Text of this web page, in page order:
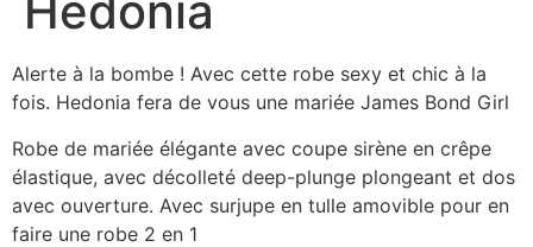
Alerte à la bombe ! Avec cette robe sexy et chic à la
fois. Hedonia fera de vous une mariée James Bond Girl
Robe de mariée élégante avec coupe sirène en crêpe
élastique, avec décolleté deep-plunge plongeant et dos
avec ouverture. Avec surjupe en tulle amovible pour en
faire une robe 2 en 1